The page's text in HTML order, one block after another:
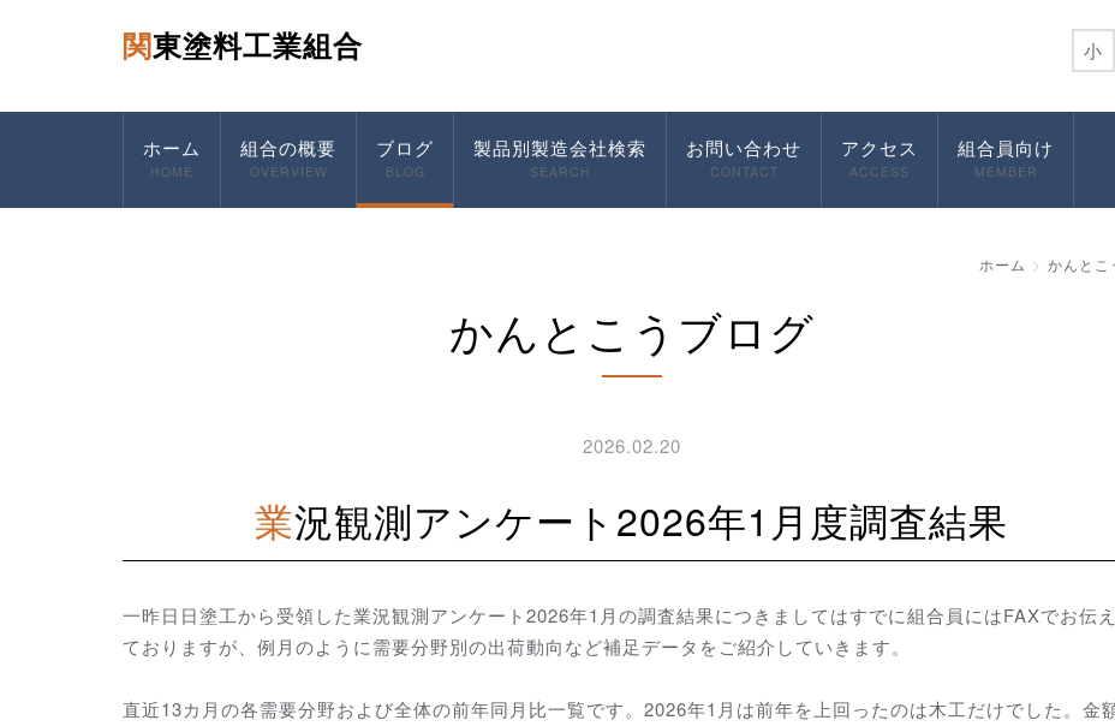
関東塗料工業組合 小
ホーム
HOME
組合の概要
OVERVIEW
ブログ
BLOG
製品別製造会社検索
SEARCH
お問い合わせ
CONTACT
アクセス
ACCESS
組合員向け
MEMBER
ホーム かんとこ
かんとこうブログ
2026.02.20
業況観測アンケート2026年1月度調査結果
一昨日日塗工から受領した業況観測アンケート2026年1月の調査結果につきましてはすでに組合員にはFAXでお伝
ておりますが、例月のように需要分野別の出荷動向など補足データをご紹介していきます。
直近13カ月の各需要分野および全体の前年同月比一覧です。2026年1月は前年を上回ったのは木工だけでした。金